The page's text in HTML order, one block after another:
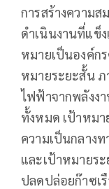
การสร้างความส
ดำเนินงานที่แข็
หมายเป็นองค์ก
หมายระยะสั้น ภ
ไฟฟ้าจากพลังง
ทั้งหมด เป้าหมา
ความเป็นกลาง
และเป้าหมายร
ปลดปล่อยก๊าซเ